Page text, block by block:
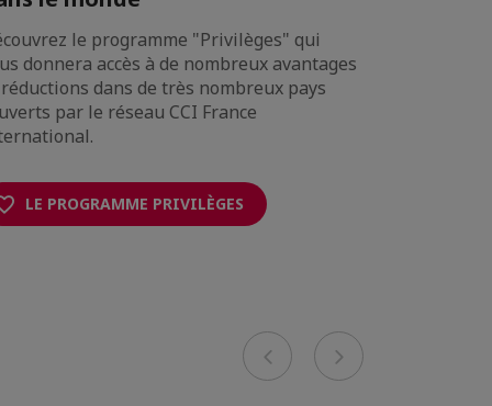
le programme "Privilèges" qui
donnera accès à de nombreux avantages
dans de très nombreux pays
par le réseau CCI France
LE PROGRAMME PRIVILÈGES
Previous